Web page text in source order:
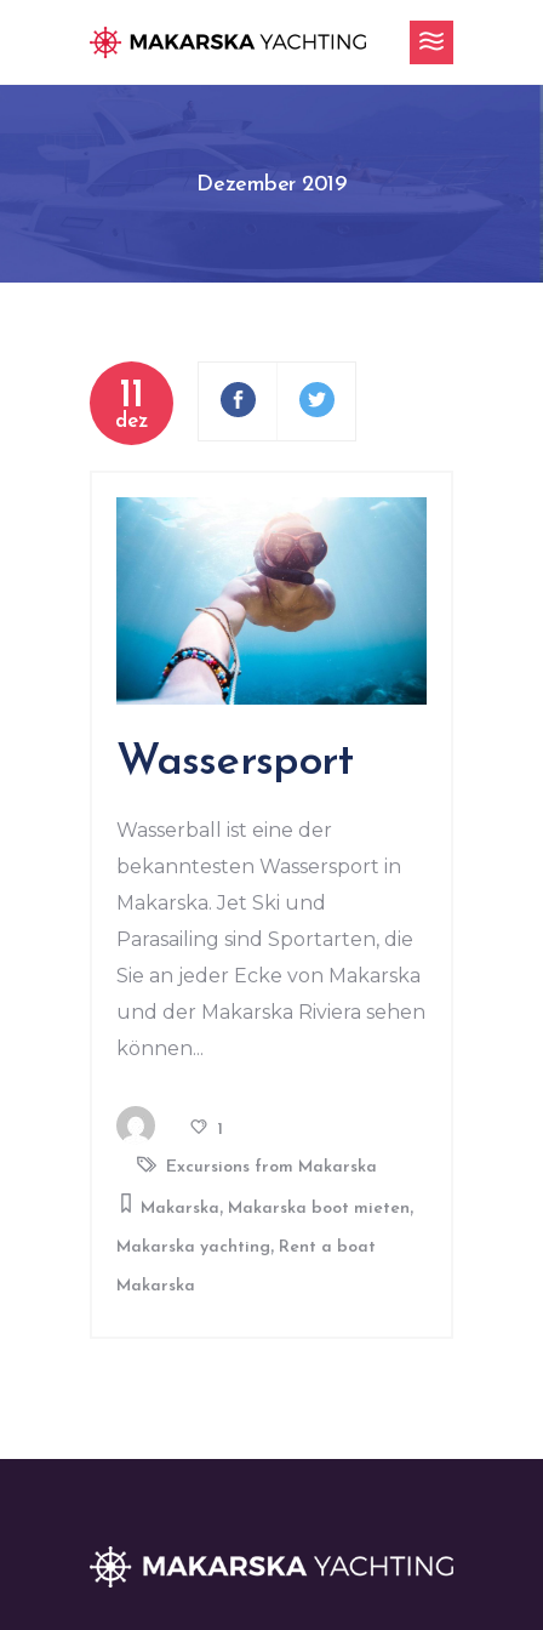
Dezember 2019
11
dez
Wassersport
Wasserball ist eine der
bekanntesten Wassersport in
Makarska. Jet Ski und
Parasailing sind Sportarten, die
Sie an jeder Ecke von Makarska
und der Makarska Riviera sehen
können
1
Excursions from Makarska
Makarska, Makarska boot mieten,
Makarska yachting, Rent a boat
Makarska